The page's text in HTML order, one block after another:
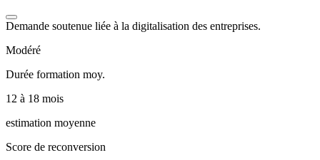
Demande soutenue liée à la digitalisation des entreprises.
Modéré
Durée formation moy.
12 à 18 mois
estimation moyenne
Score de reconversion